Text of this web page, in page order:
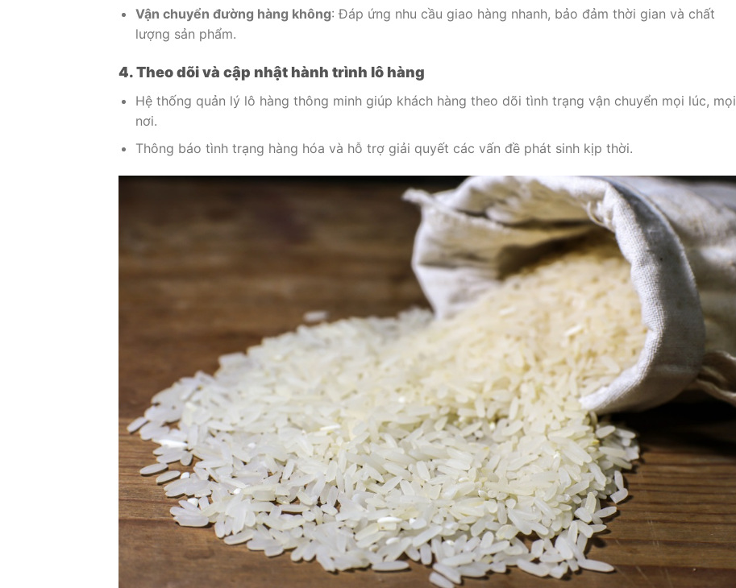
Vận chuyển đường hàng không: Đáp ứng nhu cầu giao hàng nhanh, bảo đảm thời gian và chất
lượng sản phẩm.
4. Theo dõi và cập nhật hành trình lô hàng
Hệ thống quản lý lô hàng thông minh giúp khách hàng theo dõi tình trạng vận chuyển mọi lúc, mọi
nơi.
Thông báo tình trạng hàng hóa và hỗ trợ giải quyết các vấn đề phát sinh kịp thời.